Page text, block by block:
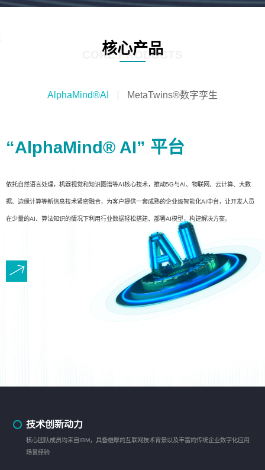
核心产品
CORE PRODUCTS
AlphaMind®AI MetaTwins®数字孪生
“AlphaMind® AI” 平台
依托自然语言处理，机器视觉和知识图谱等AI核心技术，推动5G与AI、物联网、云计算、大数
据、边缘计算等新信息技术紧密融合，为客户提供一套成熟的企业级智能化AI中台，让开发人员
在少量的AI、算法知识的情况下利用行业数据轻松搭建、部署AI模型，构建解决方案。
技术创新动力
核心团队成员均来自IBM，具备雄厚的互联网技术背景以及丰富的传统企业数字化应用
场景经验